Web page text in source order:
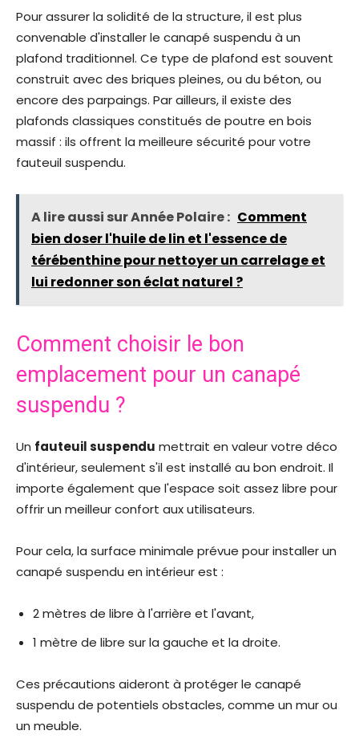
Pour assurer la solidité de la structure, il est plus
convenable d'installer le canapé suspendu à un
plafond traditionnel. Ce type de plafond est souvent
construit avec des briques pleines, ou du béton, ou
encore des parpaings. Par ailleurs, il existe des
plafonds classiques constitués de poutre en bois
massif : ils offrent la meilleure sécurité pour votre
fauteuil suspendu.
A lire aussi sur Année Polaire : Comment
bien doser l'huile de lin et l'essence de
térébenthine pour nettoyer un carrelage et
lui redonner son éclat naturel ?
Comment choisir le bon
emplacement pour un canapé
suspendu ?
Un fauteuil suspendu mettrait en valeur votre déco
d'intérieur, seulement s'il est installé au bon endroit. Il
importe également que l'espace soit assez libre pour
offrir un meilleur confort aux utilisateurs.
Pour cela, la surface minimale prévue pour installer un
canapé suspendu en intérieur est :
2 mètres de libre à l'arrière et l'avant,
1 mètre de libre sur la gauche et la droite.
Ces précautions aideront à protéger le canapé
suspendu de potentiels obstacles, comme un mur ou
un meuble.